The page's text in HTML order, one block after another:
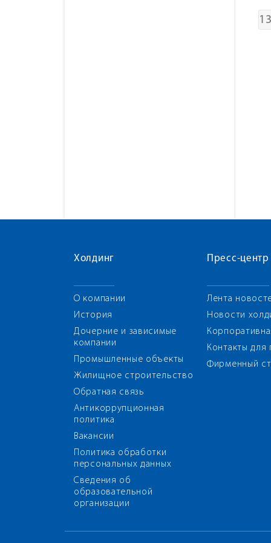
Холдинг
О компании
История
Дочерние и зависимые
компании
Промышленные объекты
Жилищное строительство
Обратная связь
Антикоррупционная
политика
Вакансии
Политика обработки
персональных данных
Сведения об
образовательной
организации
Пресс-центр
Лента
Новости
Контакты для
Фирменный